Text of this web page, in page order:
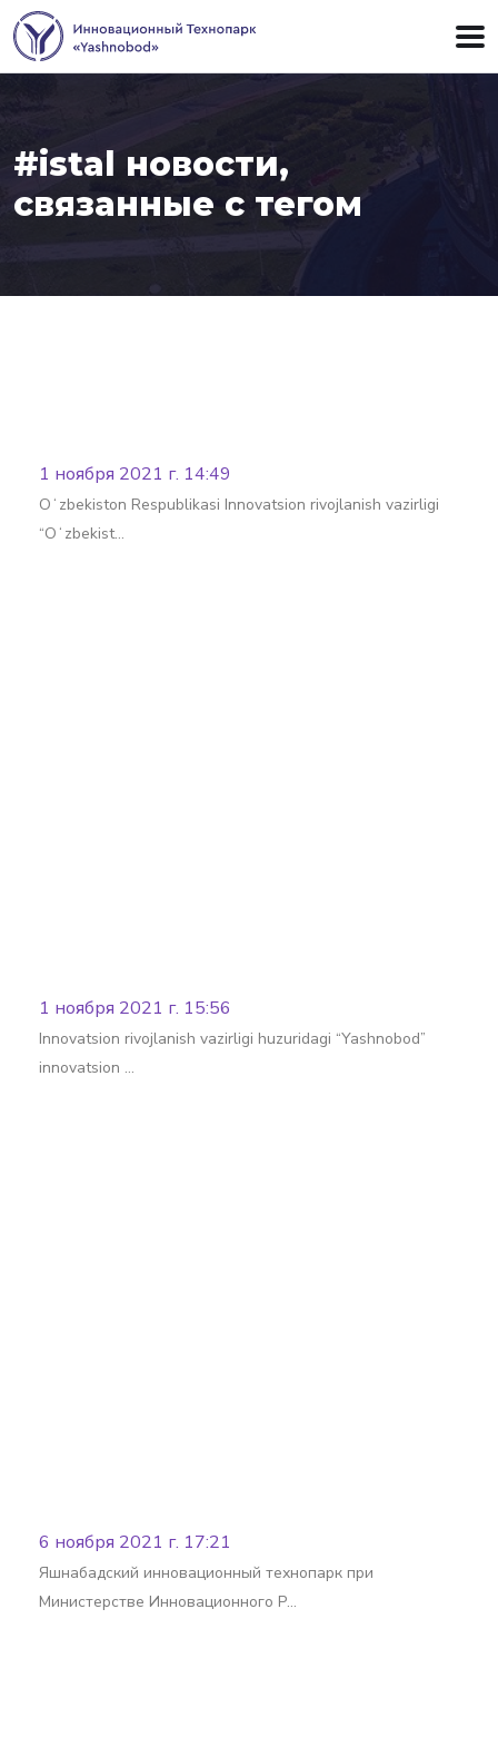
#istal новости,
связанные с тегом
Batafsil
1 ноября 2021 г. 14:49
Oʻzbekiston Respublikasi Innovatsion rivojlanish vazirligi
“Oʻzbekist…
1 ноября 2021 г. 15:56
Innovatsion rivojlanish vazirligi huzuridagi “Yashnobod”
innovatsion …
6 ноября 2021 г. 17:21
Яшнабадский инновационный технопарк при
Министерстве Инновационного Р…